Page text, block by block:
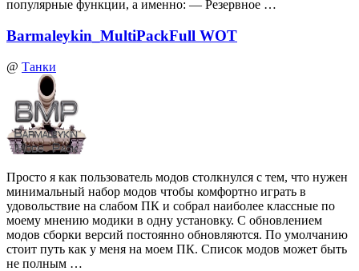
популярные функции, а именно: — Резервное …
Barmaleykin_MultiPackFull WOT
@ Танки
Просто я как пользователь модов столкнулся с тем, что нужен
минимальный набор модов чтобы комфортно играть в
удовольствие на слабом ПК и собрал наиболее классные по
моему мнению модики в одну установку. С обновлением
модов сборки версий постоянно обновляются. По умолчанию
стоит путь как у меня на моем ПК. Список модов может быть
не полным …